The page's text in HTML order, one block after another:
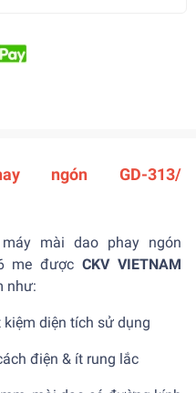
ngón GD-313/
mài dao phay ngón
me đượcCKV VIETNAM
như:
diện tích sử dụng
điện & ít rung lắc